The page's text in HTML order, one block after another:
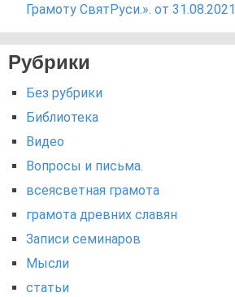
Грамоту СвятРуси.». от 31.08.2021
Рубрики
Без рубрики
Библиотека
Видео
Вопросы и письма.
всеясветная грамота
грамота древних славян
Записи семинаров
Мысли
статьи